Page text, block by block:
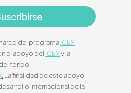
del programaICEX
el apoyo del ICEXy la
fondo
. La finalidad de este apoyo
internacional de la